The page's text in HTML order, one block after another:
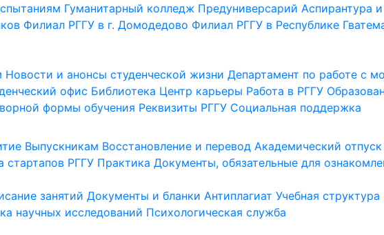
Гуманитарный колледж Предуниверсарий Аспирантура
Филиал РГГУ в г. Домодедово Филиал РГГУ в Республике
Новости и анонсы студенческой жизни Департамент по работе с
офис Библиотека Центр карьеры Работа в РГГУ
формы обучения Реквизиты РГГУ Социальная поддержка
Выпускникам Восстановление и перевод Академический отпуск
стартапов РГГУ Практика Документы, обязательные для
занятий Документы и бланки Антиплагиат Учебная структура
научных исследований Психологическая служба